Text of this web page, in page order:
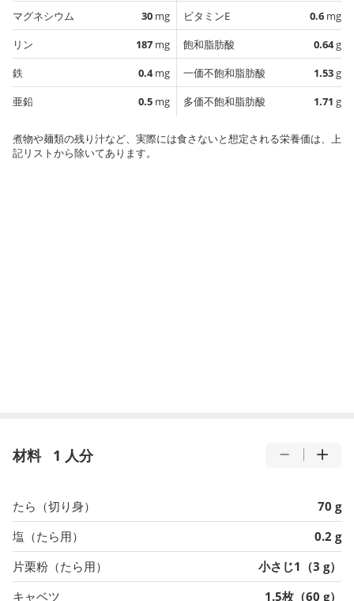
マグネシウム
30 mg
リン
187 mg
鉄
0.4mg
亜鉛
0.5 mg
ビタミンE
0.6 mg
飽和脂肪酸
0.64g
一価不飽和脂肪酸
1.53g
多価不飽和脂肪酸
1.71 g
煮物や麺類の残り汁など、実際には食さないと想定される栄養価は、上
記リストから除いてあります。
材料 1 人分
たら（切り身）
70 g
塩（たら用）
0.2 g
片栗粉（たら用）
小さじ1（3 g）
キャベツ
1.5枚（60 g）